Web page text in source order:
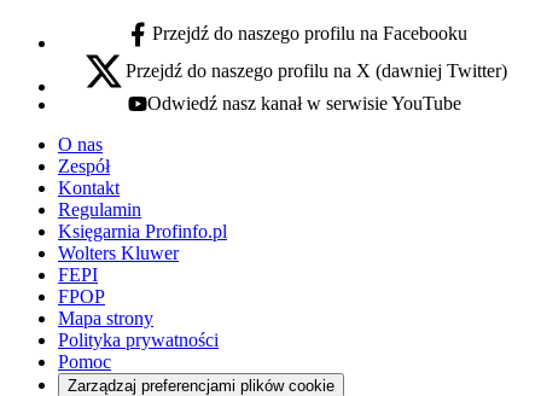
facebook - otwiera się w nowej karcie
Przejdź do naszego profilu na Facebooku
x - otwiera się w nowej karcie
Przejdź do naszego profilu na X (dawniej Twitter)
youtube - otwiera się w nowej karcie
Odwiedź nasz kanał w serwisie YouTube
O nas
Zespół
Kontakt
Regulamin
Księgarnia Profinfo.pl
Wolters Kluwer
FEPI
FPOP
Mapa strony
Polityka prywatności
Pomoc
Zarządzaj preferencjami plików cookie